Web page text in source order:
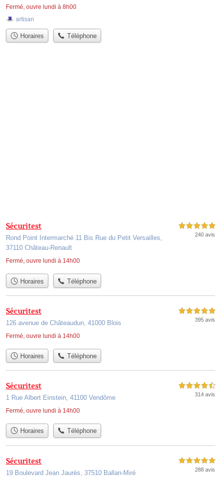
Fermé, ouvre lundi à 8h00
artisan
Horaires Téléphone
Sécuritest
Rond Point Intermarché 11 Bis Rue du Petit Versailles,
37110 Château-Renault
Fermé, ouvre lundi à 14h00
5,0 étoiles sur 5
240 avis
Horaires Téléphone
Sécuritest
126 avenue de Châteaudun, 41000 Blois
Fermé, ouvre lundi à 14h00
5,0 étoiles sur 5
395 avis
Horaires Téléphone
Sécuritest
1 Rue Albert Einstein, 41100 Vendôme
Fermé, ouvre lundi à 14h00
4,5 étoiles sur 5
314 avis
Horaires Téléphone
Sécuritest
19 Boulevard Jean Jaurès, 37510 Ballan-Miré
5,0 étoiles sur 5
288 avis